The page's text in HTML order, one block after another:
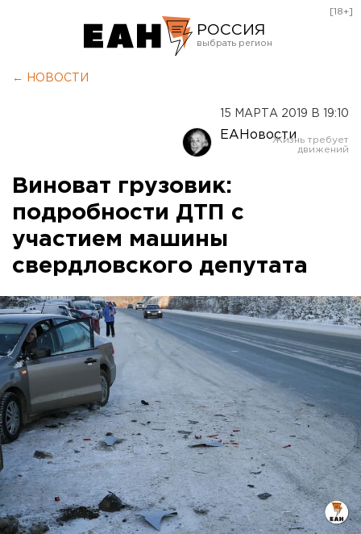
РОССИЯ
Оренбург
[18+]
← НОВОСТИ
15 МАРТА 2019 В 19:10
ЕАНовости
Виноват грузовик:
подробности ДТП с
участием машины
свердловского депутата